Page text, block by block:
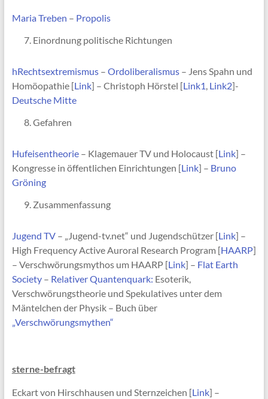
Maria Treben – Propolis
Einordnung politische Richtungen
hRechtsextremismus– Ordoliberalismus– Jens Spahn und
Homöopathie [Link] – Christoph Hörstel [Link1, Link2]-
Deutsche Mitte
Gefahren
Hufeisentheorie– Klagemauer TV und Holocaust [Link] –
Kongresse in öffentlichen Einrichtungen [Link] – Bruno
Gröning
Zusammenfassung
Jugend TV– „Jugend-tv.net“ und Jugendschützer [Link] –
High Frequency Active Auroral Research Program [HAARP]
– Verschwörungsmythos um HAARP [Link] – Flat Earth
Society– Relativer Quantenquark: Esoterik,
Verschwörungstheorie und Spekulatives unter dem
Mäntelchen der Physik – Buch über
„Verschwörungsmythen“
sterne-befragt
Eckart von Hirschhausen und Sternzeichen [Link] –